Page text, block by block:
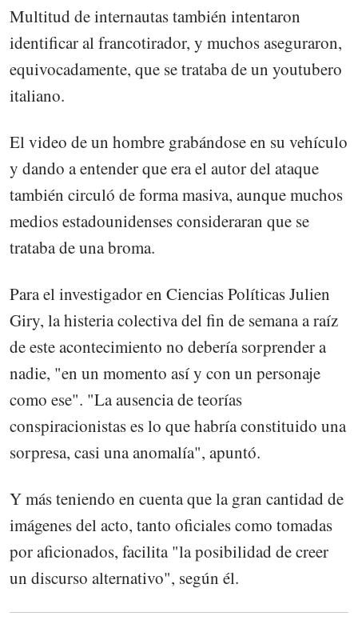
Multitud de internautas también intentaron
identificar al francotirador, y muchos aseguraron,
equivocadamente, que se trataba de un youtubero
italiano.
El video de un hombre grabándose en su vehículo
y dando a entender que era el autor del ataque
también circuló de forma masiva, aunque muchos
medios estadounidenses consideraran que se
trataba de una broma.
Para el investigador en Ciencias Políticas Julien
Giry, la histeria colectiva del fin de semana a raíz
de este acontecimiento no debería sorprender a
nadie, "en un momento así y con un personaje
como ese". "La ausencia de teorías
conspiracionistas es lo que habría constituido una
sorpresa, casi una anomalía", apuntó.
Y más teniendo en cuenta que la gran cantidad de
imágenes del acto, tanto oficiales como tomadas
por aficionados, facilita "la posibilidad de creer
un discurso alternativo", según él.